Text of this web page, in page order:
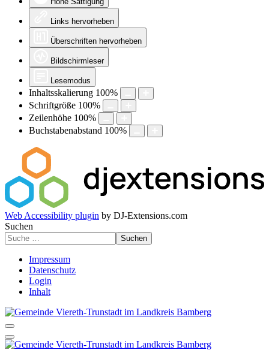
Links hervorheben
Überschriften hervorheben
Bildschirmleser
Lesemodus
Inhaltsskalierung 100%
Schriftgröße 100%
Zeilenhöhe 100%
Buchstabenabstand 100%
Web Accessibility plugin by DJ-Extensions.com
Suchen
Suchen
Impressum
Datenschutz
Login
Inhalt